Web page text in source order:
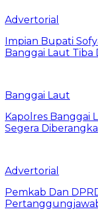
Advertorial
Impian Bupati
Banggai Laut Tiba
Banggai Laut
Kapolres Banggai
Segera
Advertorial
Pemkab Dan